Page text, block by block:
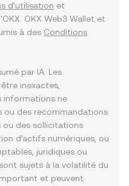
d’utilisation et
OKX Web3 Wallet et
à des Conditions
par IA. Les
inexactes,
informations ne
ou des recommandations
ou des sollicitations
d’actifs numériques, ou
juridiques ou
sujets à la volatilité du
et peuvent